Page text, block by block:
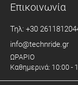
Επικοινωνία
Τηλ: +30
info@technride.gr
ΩΡΑΡΙΟ
Καθημερινά: 10:00 -